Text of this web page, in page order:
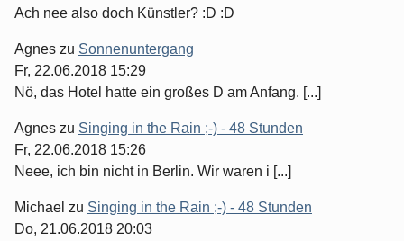
Ach nee also doch Künstler? :D :D
Agnes zu Sonnenuntergang
Fr, 22.06.2018 15:29
Nö, das Hotel hatte ein großes D am Anfang. [...]
Agnes zu Singing in the Rain ;-) - 48 Stunden
Fr, 22.06.2018 15:26
Neee, ich bin nicht in Berlin. Wir waren i [...]
Michael zu Singing in the Rain ;-) - 48 Stunden
Do, 21.06.2018 20:03